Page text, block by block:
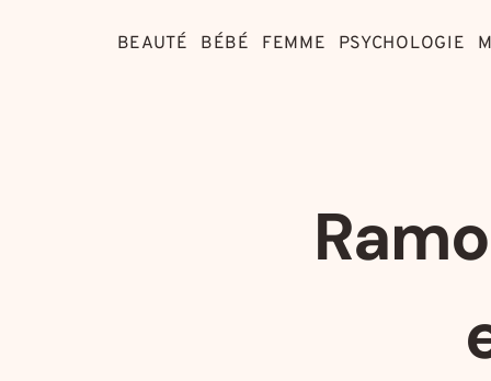
BEAUTÉ BÉBÉ FEMME PSYCHOLOGIE